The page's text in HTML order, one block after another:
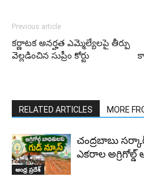
Previous article
కర్ణాటక అనర్హత ఎమ్మెల్యేలపై తీర్పు
వెల్లడించిన సుప్రీం కోర్టు
RELATED ARTICLES MORE
ఆంధ్ర ప్రదేశ్
చంద్రబాబు
ఎకరాల అగ్రిగోల్డ్